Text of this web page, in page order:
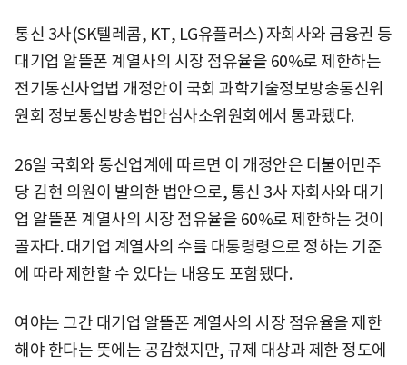
통신 3사(SK텔레콤, KT, LG유플러스) 자회사와 금융권 등
대기업 알뜰폰 계열사의 시장 점유율을 60%로 제한하는
전기통신사업법 개정안이 국회 과학기술정보방송통신위
원회 정보통신방송법안심사소위원회에서 통과됐다.
26일 국회와 통신업계에 따르면 이 개정안은 더불어민주
당 김현 의원이 발의한 법안으로, 통신 3사 자회사와 대기
업 알뜰폰 계열사의 시장 점유율을 60%로 제한하는 것이
골자다. 대기업 계열사의 수를 대통령령으로 정하는 기준
에 따라 제한할 수 있다는 내용도 포함됐다.
여야는 그간 대기업 알뜰폰 계열사의 시장 점유율을 제한
해야 한다는 뜻에는 공감했지만, 규제 대상과 제한 정도에